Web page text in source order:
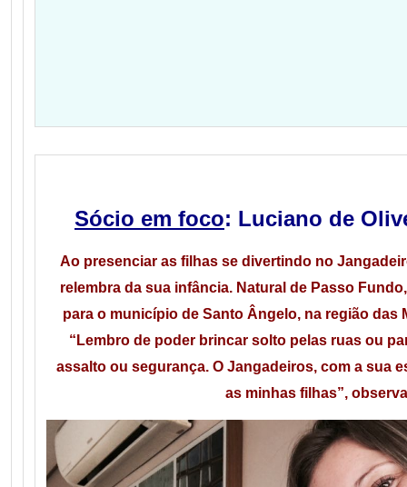
Sócio em foco: Luciano de
Ao presenciar as filhas se divertindo no
relembra da sua infância. Natural de Passo
para o município de Santo Ângelo, na região das
“Lembro de poder brincar solto pelas ruas ou
assalto ou segurança. O Jangadeiros, com a sua
as minhas filhas”,